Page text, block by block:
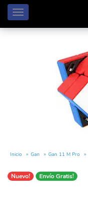
Menú
Inicio Gan Gan 11 M Pro
Nuevo! Envío Gratis!